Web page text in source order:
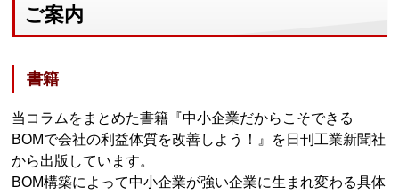
ご案内
書籍
当コラムをまとめた書籍『中小企業だからこそできる
BOMで会社の利益体質を改善しよう！』を日刊工業新聞社
から出版しています。
BOM構築によって中小企業が強い企業に生まれ変わる具体